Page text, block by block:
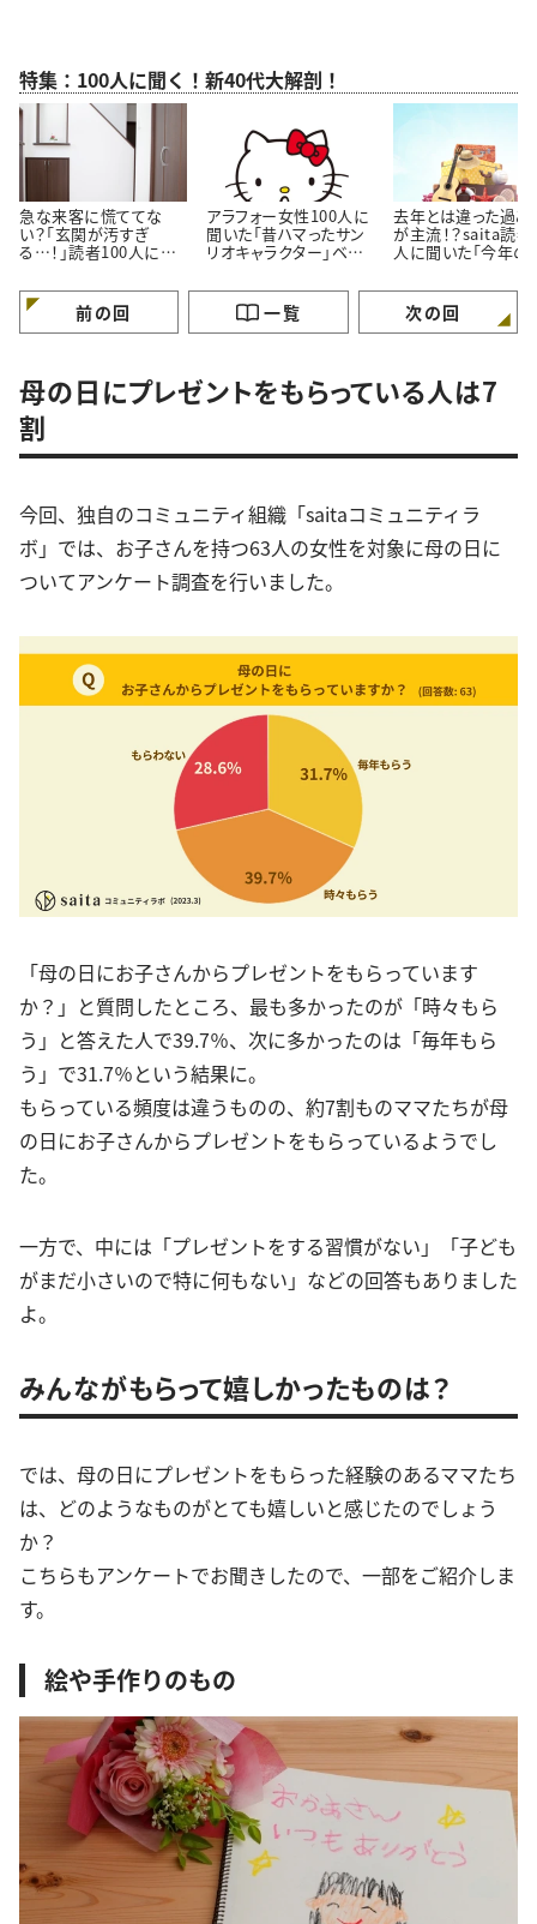
特集：100人に聞く！新40代大解剖！
急な来客に慌ててな
い？「玄関が汚すぎ
る…！」読者100人に聞
ておくコツ」3選
アラフォー女性100人に
聞いた「昔ハマったサン
リオキャラクター」ベス
ーがランクイン
去年とは違った過ご
が主流！？saita読
人に聞いた「今年の
前の回 一覧 次の回
母の日にプレゼントをもらっている人は7
割
今回、独自のコミュニティ組織「saitaコミュニティラ
ボ」では、お子さんを持つ63人の女性を対象に母の日に
ついてアンケート調査を行いました。
「母の日にお子さんからプレゼントをもらっています
か？」と質問したところ、最も多かったのが「時々もら
う」と答えた人で39.7％、次に多かったのは「毎年もら
う」で31.7％という結果に。
もらっている頻度は違うものの、約7割ものママたちが母
の日にお子さんからプレゼントをもらっているようでし
た。
一方で、中には「プレゼントをする習慣がない」「子ども
がまだ小さいので特に何もない」などの回答もありました
よ。
みんながもらって嬉しかったものは？
では、母の日にプレゼントをもらった経験のあるママたち
は、どのようなものがとても嬉しいと感じたのでしょう
か？
こちらもアンケートでお聞きしたので、一部をご紹介しま
す。
絵や手作りのもの